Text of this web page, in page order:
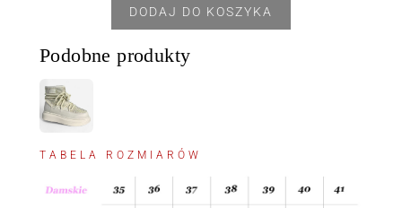
DODAJ DO KOSZYKA
Podobne produkty
TABELA ROZMIARÓW